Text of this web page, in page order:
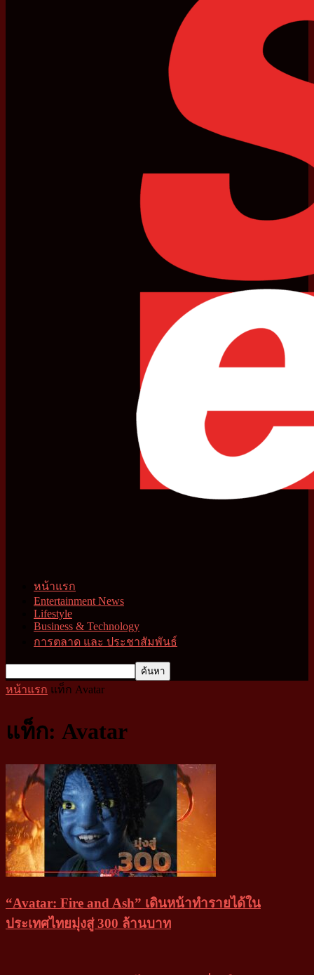
หน้าแรก
Entertainment News
Lifestyle
Business & Technology
การตลาด และ ประชาสัมพันธ์
หน้าแรก แท็ก Avatar
แท็ก: Avatar
“Avatar: Fire and Ash” เดินหน้าทำรายได้ใน
ประเทศไทยมุ่งสู่ 300 ล้านบาท